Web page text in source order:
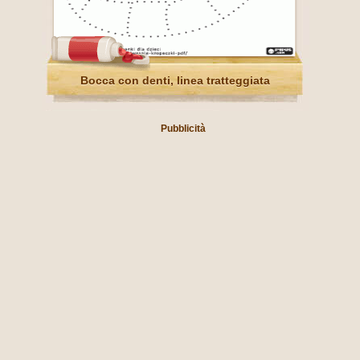
Bocca con denti, linea tratteggiata
Pubblicità